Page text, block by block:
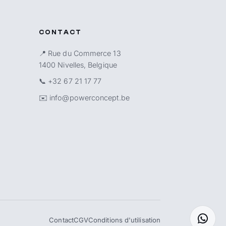
CONTACT
📍 Rue du Commerce 13
1400 Nivelles, Belgique
📞 +32 67 21 17 77
✉️ info@powerconcept.be
ContactCGVConditions d'utilisation